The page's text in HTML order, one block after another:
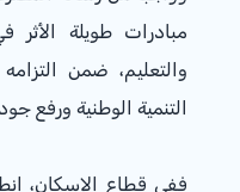
مبادرات طويلة
والتعليم، ضمن
التنمية الوطنية ورفع
ففي قطاع الإسكان،